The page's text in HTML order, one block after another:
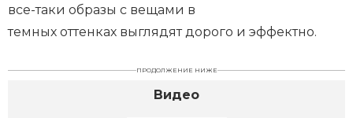
все-таки образы с вещами в
темных оттенках выглядят дорого и эффектно.
ПРОДОЛЖЕНИЕ НИЖЕ
Видео